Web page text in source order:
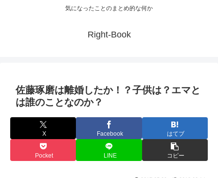
気になったことのまとめ的な何か
Right-Book
佐藤琢磨は離婚したか！？子供は？エマと
は誰のことなのか？
X Facebook はてブ
Pocket LINE コピー